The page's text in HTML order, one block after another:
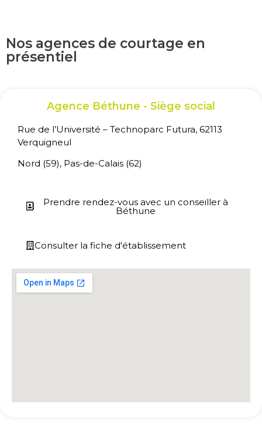
Nos agences de courtage en
présentiel
Agence Béthune - Siège social
Rue de l’Université – Technoparc Futura, 62113
Verquigneul
Nord (59), Pas-de-Calais (62)
Prendre rendez-vous avec un conseiller à
Béthune
Consulter la fiche d'établissement